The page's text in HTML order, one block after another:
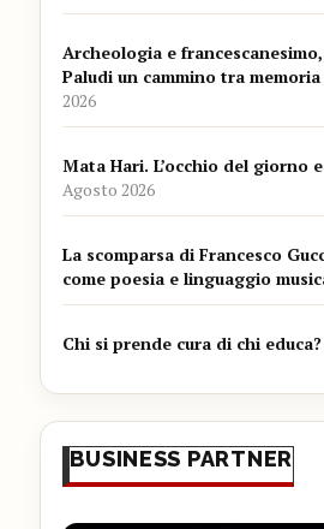
Archeologia e
Paludi un cammino tra
2026
Mata Hari. L’occhio del giorno
Agosto 2026
La scomparsa di Francesco
come poesia e linguaggio
Chi si prende cura di chi educa?
BUSINESS PARTNER